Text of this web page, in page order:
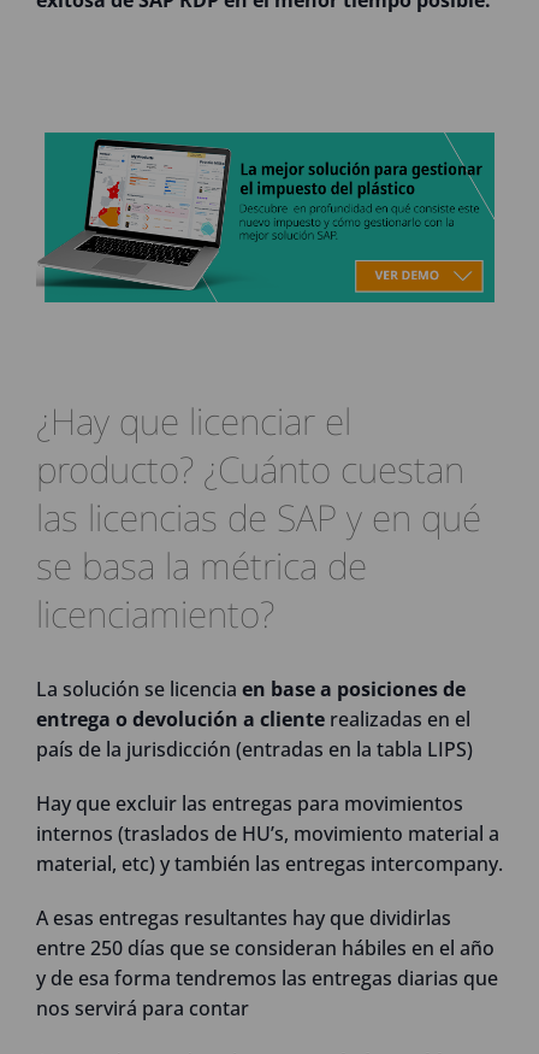
¿Hay que licenciar el
producto? ¿Cuánto cuestan
las licencias de SAP y en qué
se basa la métrica de
licenciamiento?
La solución se licencia en base a posiciones de
entrega o devolución a cliente realizadas en el
país de la jurisdicción (entradas en la tabla LIPS)
Hay que excluir las entregas para movimientos
internos (traslados de HU’s, movimiento material a
material, etc) y también las entregas intercompany.
A esas entregas resultantes hay que dividirlas
entre 250 días que se consideran hábiles en el año
y de esa forma tendremos las entregas diarias que
nos servirá para contar